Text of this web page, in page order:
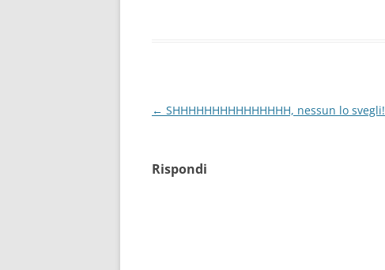
Navigazione
← SHHHHHHHHHHHHHHH, nessun lo svegli!
Rispondi